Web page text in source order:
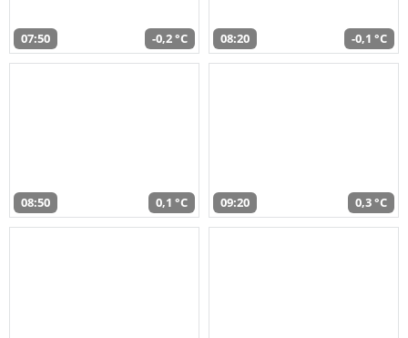
07:50 -0,2 °C 08:20 -0,1 °C
08:50 0,1 °C 09:20 0,3 °C